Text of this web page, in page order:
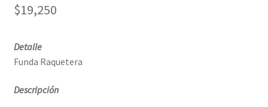
$19,250
Detalle
Funda Raquetera
Descripción